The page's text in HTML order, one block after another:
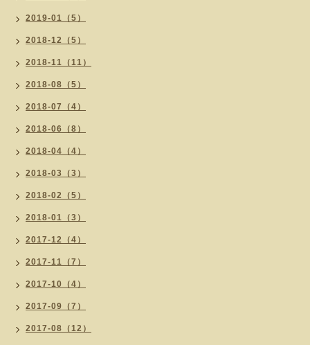
2019-01（5）
2018-12（5）
2018-11（11）
2018-08（5）
2018-07（4）
2018-06（8）
2018-04（4）
2018-03（3）
2018-02（5）
2018-01（3）
2017-12（4）
2017-11（7）
2017-10（4）
2017-09（7）
2017-08（12）